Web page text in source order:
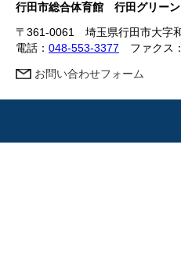
行田市総合体育館 行田グリー
〒361-0061 埼玉県行田市大字
電話： 048-553-3377 ファクス
お問い合わせフォーム